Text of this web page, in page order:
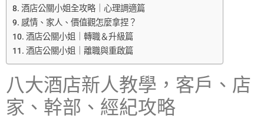
酒店公關小姐全攻略｜心理調適篇
感情、家人、價值觀怎麼拿捏？
酒店公關小姐｜轉職＆升級篇
酒店公關小姐｜離職與重啟篇
八大酒店新人教學，客戶、店
家、幹部、經紀攻略